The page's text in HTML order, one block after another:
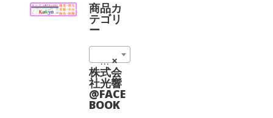
商品カ
テゴリ
ー
×
630 nm (1)
株式会
社光響
@FACE
BOOK